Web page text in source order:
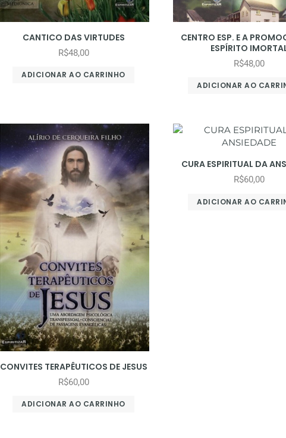
CANTICO DAS VIRTUDES
R$48,00
ADICIONAR AO CARRINHO
CENTRO ESP. E A
ESPÍRITO
R$48,00
ADICIONAR AO
CONVITES TERAPÊUTICOS DE JESUS
R$60,00
ADICIONAR AO CARRINHO
CURA ESPIRITUAL DA
R$60,00
ADICIONAR AO